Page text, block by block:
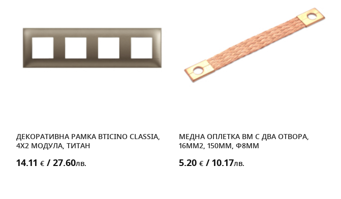
ДЕКОРАТИВНА РАМКА BTICINO CLASSIA,
4X2 МОДУЛА, ТИТАН
14.11 € / 27.60лв.
МЕДНА ОПЛЕТКА BM С ДВА ОТВОРА,
16MM2, 150MM, Ф8MM
5.20 € / 10.17лв.